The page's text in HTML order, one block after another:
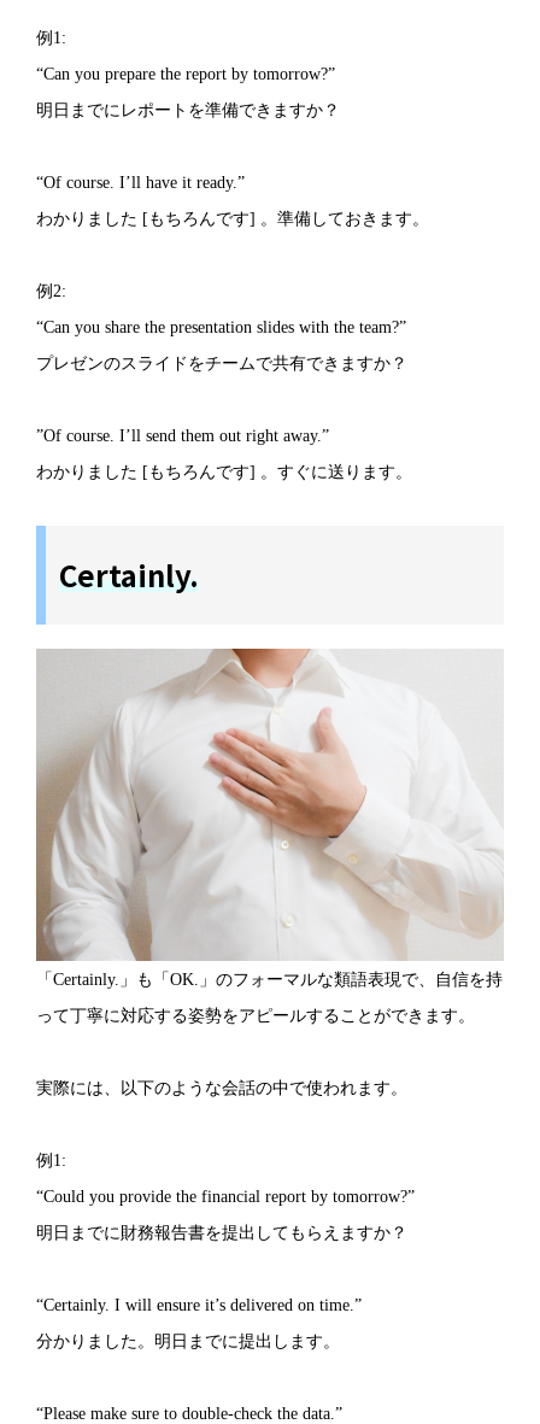
例1:
“Can you prepare the report by tomorrow?”
明日までにレポートを準備できますか？
“Of course. I’ll have it ready.”
わかりました [もちろんです] 。準備しておきます。
例2:
“Can you share the presentation slides with the team?”
プレゼンのスライドをチームで共有できますか？
”Of course. I’ll send them out right away.”
わかりました [もちろんです] 。すぐに送ります。
Certainly.
「Certainly.」も「OK.」のフォーマルな類語表現で、自信を持
って丁寧に対応する姿勢をアピールすることができます。
実際には、以下のような会話の中で使われます。
例1:
“Could you provide the financial report by tomorrow?”
明日までに財務報告書を提出してもらえますか？
“Certainly. I will ensure it’s delivered on time.”
分かりました。明日までに提出します。
“Please make sure to double-check the data.”